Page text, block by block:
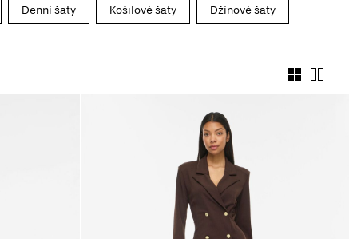
Denní šaty Košilové šaty Džínové šaty